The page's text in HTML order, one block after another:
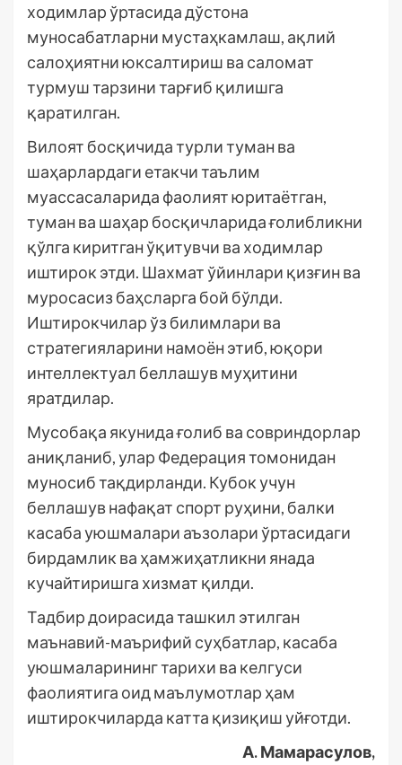
ходимлар ўртасида дўстона
муносабатларни мустаҳкамлаш, ақлий
салоҳиятни юксалтириш ва саломат
турмуш тарзини тарғиб қилишга
қаратилган.
Вилоят босқичида турли туман ва
шаҳарлардаги етакчи таълим
муассасаларида фаолият юритаётган,
туман ва шаҳар босқичларида ғолибликни
қўлга киритган ўқитувчи ва ходимлар
иштирок этди. Шахмат ўйинлари қизғин ва
муросасиз баҳсларга бой бўлди.
Иштирокчилар ўз билимлари ва
стратегияларини намоён этиб, юқори
интеллектуал беллашув муҳитини
яратдилар.
Мусобақа якунида ғолиб ва совриндорлар
аниқланиб, улар Федерация томонидан
муносиб тақдирланди. Кубок учун
беллашув нафақат спорт руҳини, балки
касаба уюшмалари аъзолари ўртасидаги
бирдамлик ва ҳамжиҳатликни янада
кучайтиришга хизмат қилди.
Тадбир доирасида ташкил этилган
маънавий-маърифий суҳбатлар, касаба
уюшмаларининг тарихи ва келгуси
фаолиятига оид маълумотлар ҳам
иштирокчиларда катта қизиқиш уйғотди.
А. Мамарасулов,